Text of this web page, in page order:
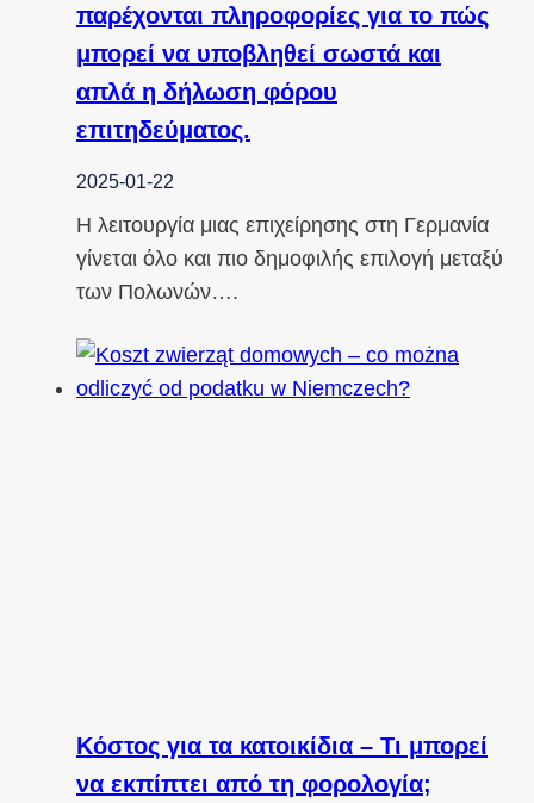
παρέχονται πληροφορίες για το πώς
μπορεί να υποβληθεί σωστά και
απλά η δήλωση φόρου
επιτηδεύματος.
2025-01-22
Η λειτουργία μιας επιχείρησης στη Γερμανία
γίνεται όλο και πιο δημοφιλής επιλογή μεταξύ
των Πολωνών….
Κόστος για τα κατοικίδια – Τι μπορεί
να εκπίπτει από τη φορολογία;